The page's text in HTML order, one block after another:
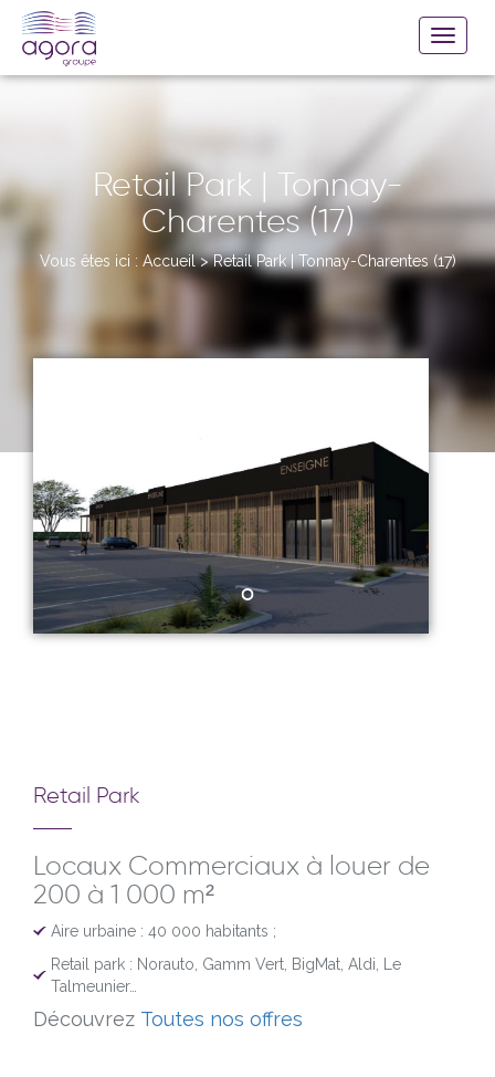
Retail Park | Tonnay-
Charentes (17)
Vous êtes ici : Accueil>Retail Park | Tonnay-Charentes (17)
Retail Park
Locaux Commerciaux à louer de
200 à 1 000 m²
Aire urbaine : 40 000 habitants ;
Retail park : Norauto, Gamm Vert, BigMat, Aldi, Le
Talmeunier…
Découvrez Toutes nos offres